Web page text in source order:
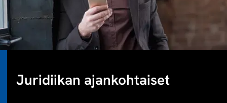
Juridiikan ajankohtaiset